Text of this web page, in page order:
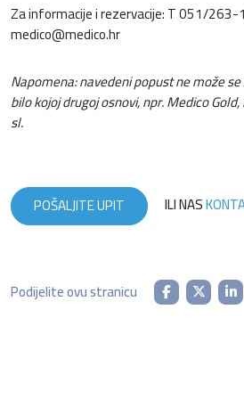
Za informacije i rezervacije: T 051/263-
medico@medico.hr
Napomena: navedeni popust ne može
bilo kojoj drugoj osnovi, npr. Medico
sl.
POŠALJITE UPIT ILI NAS
Podijelite ovu stranicu